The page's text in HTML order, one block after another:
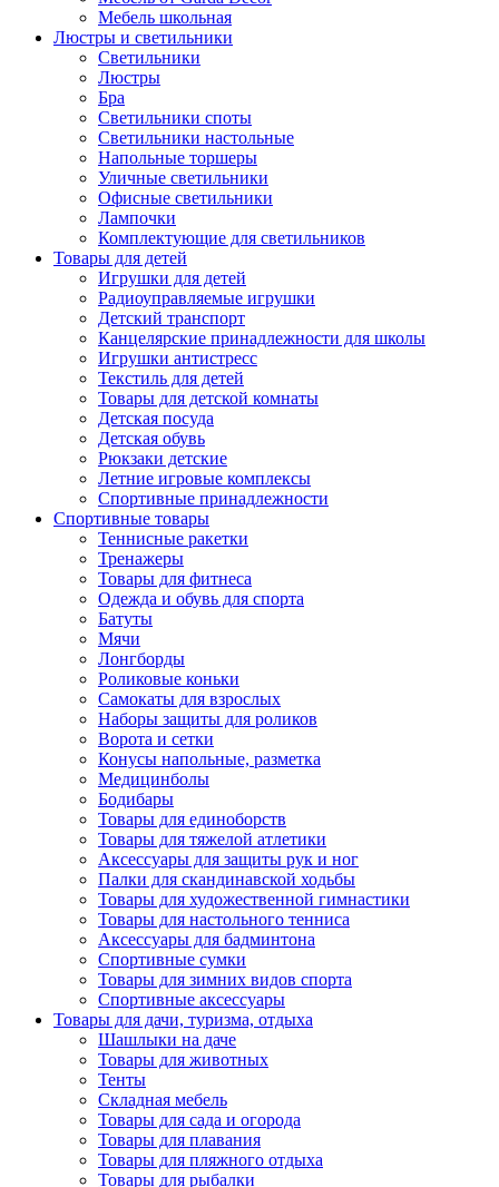
Мебель школьная
Люстры и светильники
Светильники
Люстры
Бра
Светильники споты
Светильники настольные
Напольные торшеры
Уличные светильники
Офисные светильники
Лампочки
Комплектующие для светильников
Товары для детей
Игрушки для детей
Радиоуправляемые игрушки
Детский транспорт
Канцелярские принадлежности для школы
Игрушки антистресс
Текстиль для детей
Товары для детской комнаты
Детская посуда
Детская обувь
Рюкзаки детские
Летние игровые комплексы
Спортивные принадлежности
Спортивные товары
Теннисные ракетки
Тренажеры
Товары для фитнеса
Одежда и обувь для спорта
Батуты
Мячи
Лонгборды
Роликовые коньки
Самокаты для взрослых
Наборы защиты для роликов
Ворота и сетки
Конусы напольные, разметка
Медицинболы
Бодибары
Товары для единоборств
Товары для тяжелой атлетики
Аксессуары для защиты рук и ног
Палки для скандинавской ходьбы
Товары для художественной гимнастики
Товары для настольного тенниса
Аксессуары для бадминтона
Спортивные сумки
Товары для зимних видов спорта
Спортивные аксессуары
Товары для дачи, туризма, отдыха
Шашлыки на даче
Товары для животных
Тенты
Складная мебель
Товары для сада и огорода
Товары для плавания
Товары для пляжного отдыха
Товары для рыбалки